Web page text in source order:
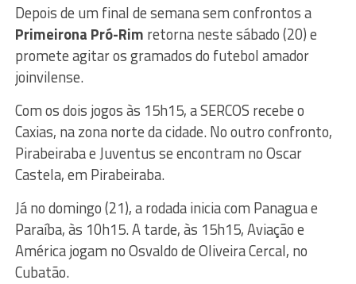
Depois de um final de semana sem confrontos a
Primeirona Pró-Rim retorna neste sábado (20) e
promete agitar os gramados do futebol amador
joinvilense.
Com os dois jogos às 15h15, a SERCOS recebe o
Caxias, na zona norte da cidade. No outro confronto,
Pirabeiraba e Juventus se encontram no Oscar
Castela, em Pirabeiraba.
Já no domingo (21), a rodada inicia com Panagua e
Paraíba, às 10h15. A tarde, às 15h15, Aviação e
América jogam no Osvaldo de Oliveira Cercal, no
Cubatão.